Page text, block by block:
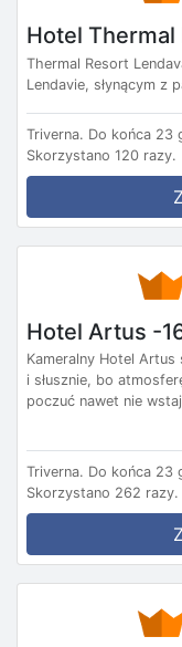
Hotel Thermal
Thermal Resort
Lendavie, słynącym z
Triverna. Do końca 23
Skorzystano 120 razy.
Hotel Artus -
Kameralny Hotel
i słusznie, bo
poczuć nawet nie
Triverna. Do końca 23
Skorzystano 262 razy.